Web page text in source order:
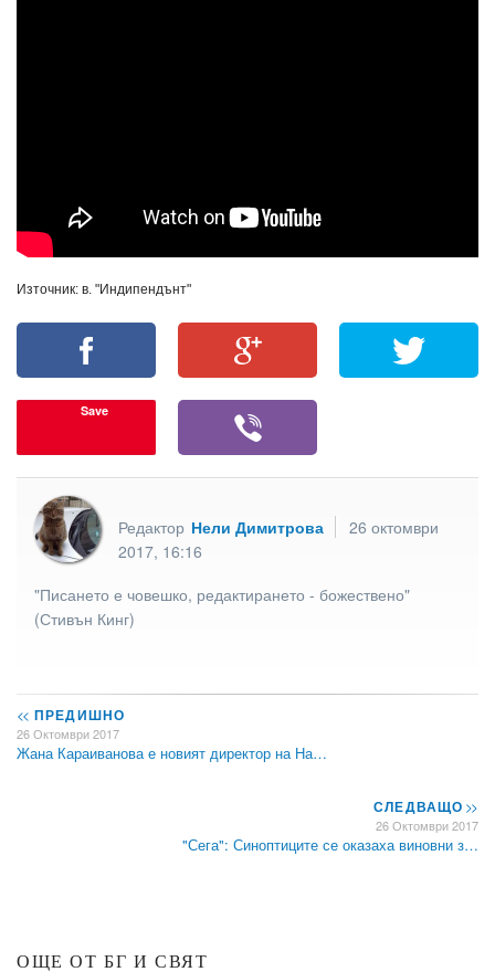
Източник: в. "Индипендънт"
Save
Редактор Нели Димитрова
26 октомври
2017, 16:16
"Писането е човешко, редактирането - божествено"
(Стивън Кинг)
<< ПРЕДИШНО
26 Октомври 2017
Жана Караиванова е новият директор на На…
СЛЕДВАЩО>>
26 Октомври 2017
"Сега": Синоптиците се оказаха виновни з…
ОЩЕ ОТ БГ И СВЯТ